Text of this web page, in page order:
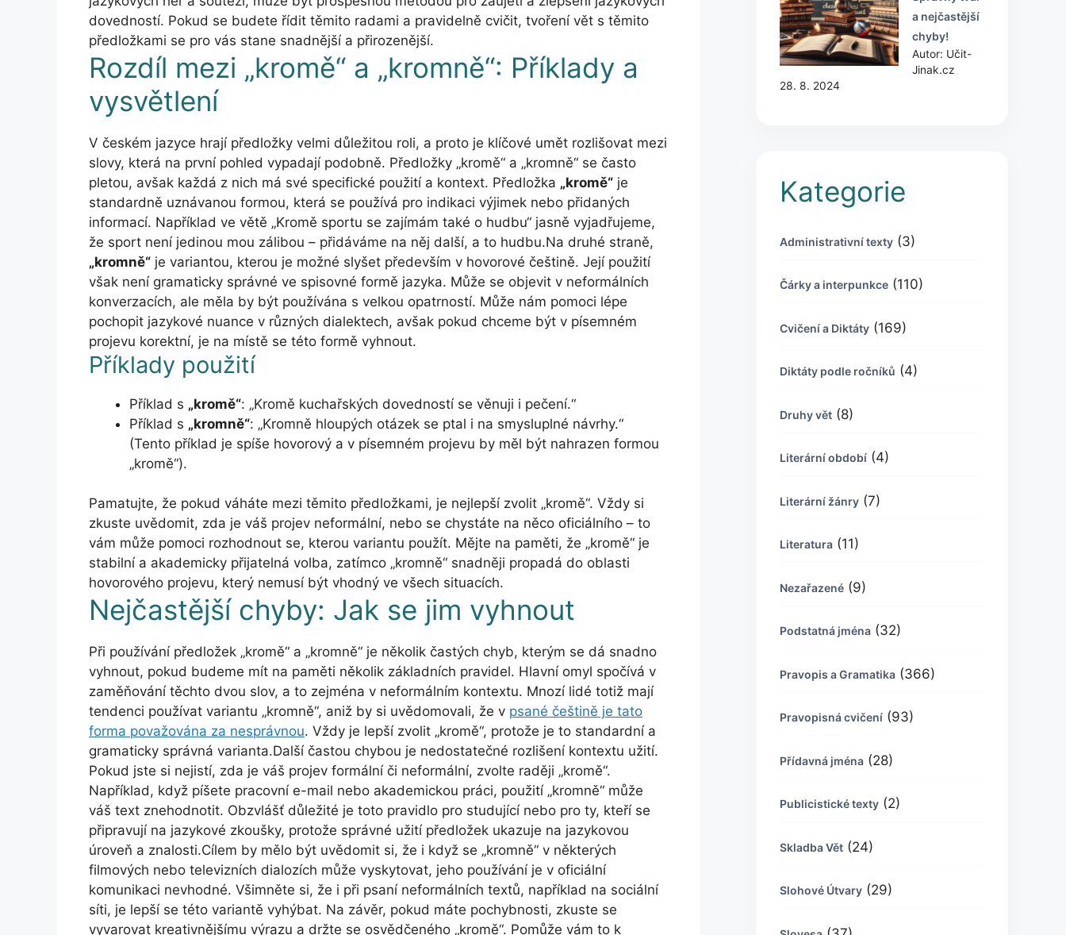
dovedností. Pokud se budete řídit těmito radami a pravidelně cvičit, tvoření vět s těmito
předložkami se pro vás stane snadnější a přirozenější.
Rozdíl mezi „kromě“ a „kromně“: Příklady a
vysvětlení
V českém jazyce hrají předložky velmi důležitou roli, a proto je klíčové umět rozlišovat mezi
slovy, která na první pohled vypadají podobně. Předložky „kromě“ a „kromně“ se často
pletou, avšak každá z nich má své specifické použití a kontext. Předložka „kromě“ je
standardně uznávanou formou, která se používá pro indikaci výjimek nebo přidaných
informací. Například ve větě „Kromě sportu se zajímám také o hudbu“ jasně vyjadřujeme,
že sport není jedinou mou zálibou – přidáváme na něj další, a to hudbu.Na druhé straně,
„kromně“ je variantou, kterou je možné slyšet především v hovorové češtině. Její použití
však není gramaticky správné ve spisovné formě jazyka. Může se objevit v neformálních
konverzacích, ale měla by být používána s velkou opatrností. Může nám pomoci lépe
pochopit jazykové nuance v různých dialektech, avšak pokud chceme být v písemném
projevu korektní, je na místě se této formě vyhnout.
Příklady použití
Příklad s „kromě“: „Kromě kuchařských dovedností se věnuji i pečení.“
Příklad s „kromně“: „Kromně hloupých otázek se ptal i na smysluplné návrhy.“
(Tento příklad je spíše hovorový a v písemném projevu by měl být nahrazen formou
„kromě“).
Pamatujte, že pokud váháte mezi těmito předložkami, je nejlepší zvolit „kromě“. Vždy si
zkuste uvědomit, zda je váš projev neformální, nebo se chystáte na něco oficiálního – to
vám může pomoci rozhodnout se, kterou variantu použít. Mějte na paměti, že „kromě“ je
stabilní a akademicky přijatelná volba, zatímco „kromně“ snadněji propadá do oblasti
hovorového projevu, který nemusí být vhodný ve všech situacích.
Nejčastější chyby: Jak se jim vyhnout
Při používání předložek „kromě“ a „kromně“ je několik častých chyb, kterým se dá snadno
vyhnout, pokud budeme mít na paměti několik základních pravidel. Hlavní omyl spočívá v
zaměňování těchto dvou slov, a to zejména v neformálním kontextu. Mnozí lidé totiž mají
tendenci používat variantu „kromně“, aniž by si uvědomovali, že v psané češtině je tato
forma považována za nesprávnou. Vždy je lepší zvolit „kromě“, protože je to standardní a
gramaticky správná varianta.Další častou chybou je nedostatečné rozlišení kontextu užití.
Pokud jste si nejistí, zda je váš projev formální či neformální, zvolte raději „kromě“.
Například, když píšete pracovní e-mail nebo akademickou práci, použití „kromně“ může
váš text znehodnotit. Obzvlášť důležité je toto pravidlo pro studující nebo pro ty, kteří se
připravují na jazykové zkoušky, protože správné užití předložek ukazuje na jazykovou
úroveň a znalosti.Cílem by mělo být uvědomit si, že i když se „kromně“ v některých
filmových nebo televizních dialozích může vyskytovat, jeho používání je v oficiální
komunikaci nevhodné. Všimněte si, že i při psaní neformálních textů, například na sociální
síti, je lepší se této variantě vyhýbat. Na závěr, pokud máte pochybnosti, zkuste se
vyvarovat kreativnějšímu výrazu a držte se osvědčeného „kromě“. Pomůže vám to k
a nejčastější
chyby!
Autor: Učit-
Jinak.cz
28. 8. 2024
Kategorie
Administrativní texty (3)
Čárky a interpunkce (110)
Cvičení a Diktáty (169)
Diktáty podle ročníků (4)
Druhy vět (8)
Literární období (4)
Literární žánry (7)
Literatura (11)
Nezařazené (9)
Podstatná jména (32)
Pravopis a Gramatika (366)
Pravopisná cvičení (93)
Přídavná jména (28)
Publicistické texty (2)
Skladba Vět (24)
Slohové Útvary (29)